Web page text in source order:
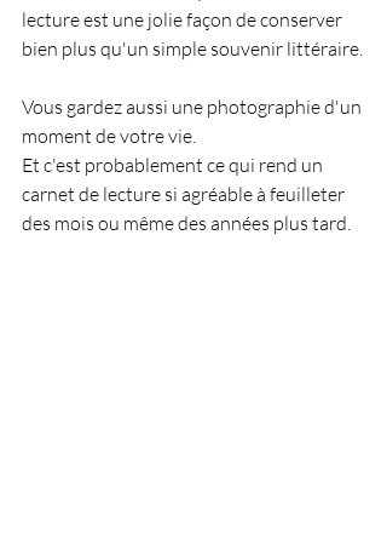
lecture est une jolie façon de conserver
bien plus qu'un simple souvenir littéraire.
Vous gardez aussi une photographie d'un
moment de votre vie.
Et c'est probablement ce qui rend un
carnet de lecture si agréable à feuilleter
des mois ou même des années plus tard.